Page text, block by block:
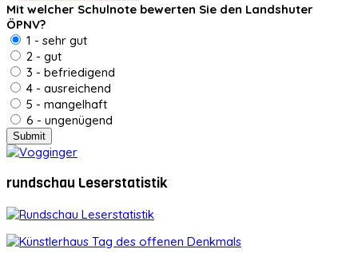
Mit welcher Schulnote bewerten Sie den Landshuter
ÖPNV?
1 - sehr gut
2 - gut
3 - befriedigend
4 - ausreichend
5 - mangelhaft
6 - ungenügend
rundschau Leserstatistik